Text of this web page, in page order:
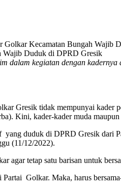
Golkar Kecamatan Bungah Wajib
kegiatan dengan kadernya
Gresik tidak mempunyai
Kini, kader-kader muda
duduk di DPRD Gresik dari
(11/12/2022).
agar tetap satu barisan untuk
Golkar. Maka, harus